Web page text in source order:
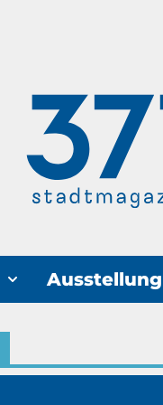
Ausstellung